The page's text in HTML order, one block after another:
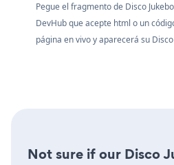
Pegue el fragmento de Disco
DevHub que acepte html o un
página en vivo y aparecerá su Disco
Not sure if our Disco